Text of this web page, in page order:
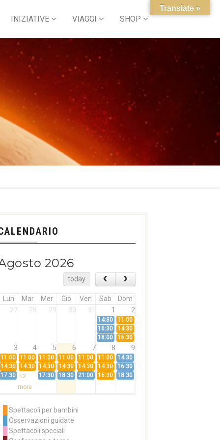
INIZIATIVE VIAGGI SHOP
2026
today
Lun Mar Mer Gio Ven Sab
Dom
27
28 29 30 31 1 2
14:30
11:00
16:30
14:30
18:00
16:30
3 4 5 6 7 8 9
11:00 11:00 11:00 11:00 11:00 11:00
14:30
14:30 14:30 14:30 14:30 14:30 14:30
16:30
17:30 +2
more
17:30 18:30 21:00 16:30 18:30
11:00
14:30
+3
more
Spettacoli per bambini
Osservazioni guidate
Spettacoli speciali
Translate »